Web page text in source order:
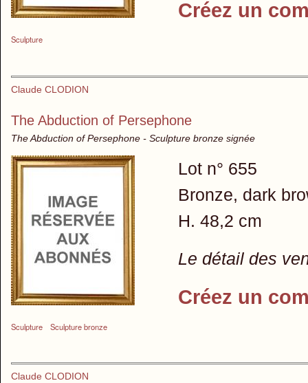
Sculpture
Créez un
Claude CLODION
The Abduction of Persephone
The Abduction of Persephone - Sculpture bronze signée
Sculpture Sculpture bronze
Lot n° 655
Bronze, dark
H. 48,2 cm
Le détail des
Créez un
Claude CLODION